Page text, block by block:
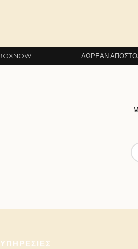
ΔΩΡΕΆΝ ΑΠΟΣΤΟΛΉ ΣΕ ΌΛΗ ΤΗΝ
ΥΠΗΡΕΣΊΕΣ